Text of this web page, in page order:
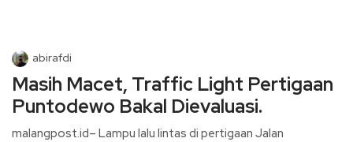
abirafdi
Masih Macet, Traffic Light Pertigaan
Puntodewo Bakal Dievaluasi.
malangpost.id– Lampu lalu lintas di pertigaan Jalan